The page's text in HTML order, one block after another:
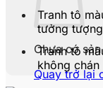
Chưa có
Quay trở lại
Tranh tô
tưởng tượng
Tranh tô
không chán